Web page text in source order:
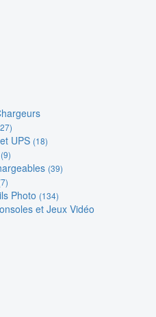
UPS (18)
(9)
(39)
Photo (134)
et Jeux Vidéo